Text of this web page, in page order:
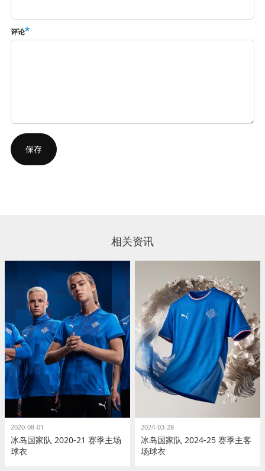
评论
相关资讯
2020-08-01
冰岛国家队 2020-21 赛季主场
球衣
2024-03-28
冰岛国家队 2024-25 赛季主客
场球衣